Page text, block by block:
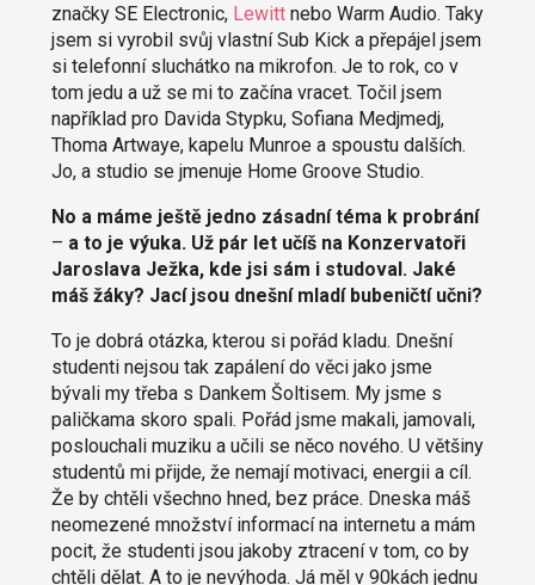
značky SE Electronic, Lewittnebo Warm Audio. Taky
jsem si vyrobil svůj vlastní Sub Kick a přepájel jsem
si telefonní sluchátko na mikrofon. Je to rok, co v
tom jedu a už se mi to začína vracet. Točil jsem
například pro Davida Stypku, Sofiana Medjmedj,
Thoma Artwaye, kapelu Munroe a spoustu dalších.
Jo, a studio se jmenuje Home Groove Studio.
No a máme ještě jedno zásadní téma k probrání
– a to je výuka. Už pár let učíš na Konzervatoři
Jaroslava Ježka, kde jsi sám i studoval. Jaké
máš žáky? Jací jsou dnešní mladí bubeničtí učni?
To je dobrá otázka, kterou si pořád kladu. Dnešní
studenti nejsou tak zapálení do věci jako jsme
bývali my třeba s Dankem Šoltisem. My jsme s
paličkama skoro spali. Pořád jsme makali, jamovali,
poslouchali muziku a učili se něco nového. U většiny
studentů mi přijde, že nemají motivaci, energii a cíl.
Že by chtěli všechno hned, bez práce. Dneska máš
neomezené množství informací na internetu a mám
pocit, že studenti jsou jakoby ztracení v tom, co by
chtěli dělat. A to je nevýhoda. Já měl v 90kách jednu